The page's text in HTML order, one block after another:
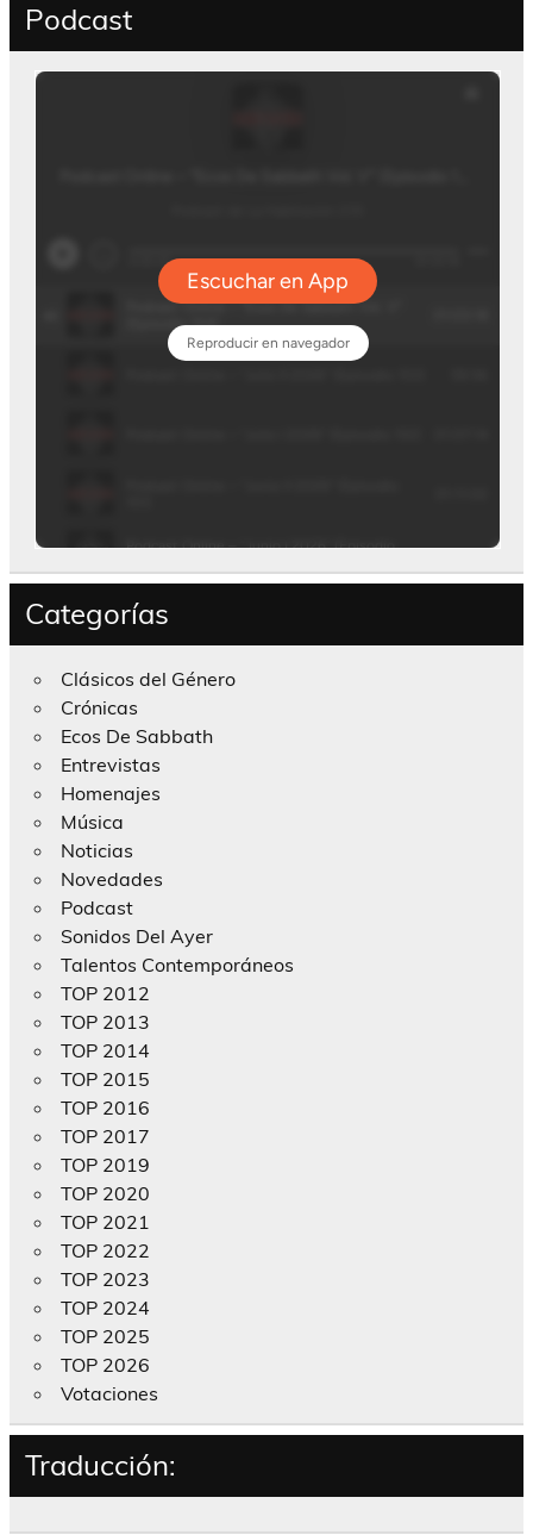
Podcast
Categorías
Clásicos del Género
Crónicas
Ecos De Sabbath
Entrevistas
Homenajes
Música
Noticias
Novedades
Podcast
Sonidos Del Ayer
Talentos Contemporáneos
TOP 2012
TOP 2013
TOP 2014
TOP 2015
TOP 2016
TOP 2017
TOP 2019
TOP 2020
TOP 2021
TOP 2022
TOP 2023
TOP 2024
TOP 2025
TOP 2026
Votaciones
Traducción: